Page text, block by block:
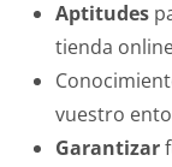
Aptitudes
tienda
vuestro
Garantizar